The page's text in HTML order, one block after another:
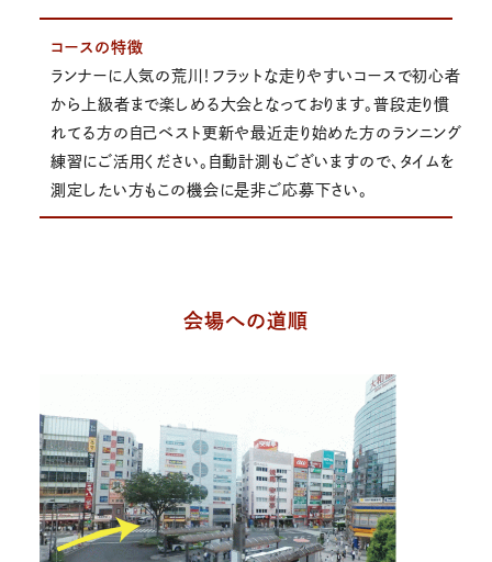
コースの特徴
ランナーに人気の荒川！フラットな走りやすいコースで初心者
から上級者まで楽しめる大会となっております。普段走り慣
れてる方の自己ベスト更新や最近走り始めた方のランニング
練習にご活用ください。自動計測もございますので、タイムを
測定したい方もこの機会に是非ご応募下さい。
会場への道順